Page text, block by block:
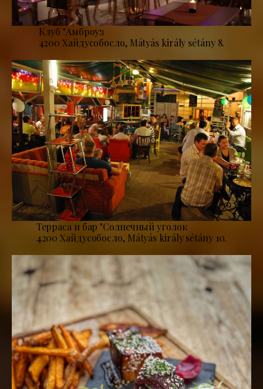
Клуб "Амброуз
4200 Хайдусобосло, Mátyás király sétány 8.
Терраса и бар "Солнечный уголок
4200 Хайдусобосло, Mátyás király sétány 10.